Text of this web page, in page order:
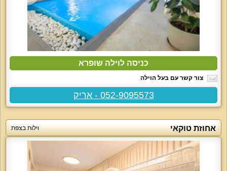
כניסה לוילה שופרא
צור קשר עם בעל הוילה
052-9095573 - אריק
אחוזת טוקאי וילות בצפת